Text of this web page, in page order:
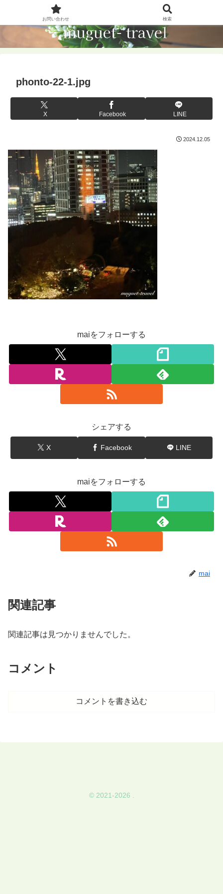
phonto-22-1.jpg
X Facebook LINE
2024.12.05
maiをフォローする
シェアする
X Facebook LINE
maiをフォローする
mai
関連記事
関連記事は見つかりませんでした。
コメント
コメントを書き込む
© 2021-2026 .
お問い合わせ 検索